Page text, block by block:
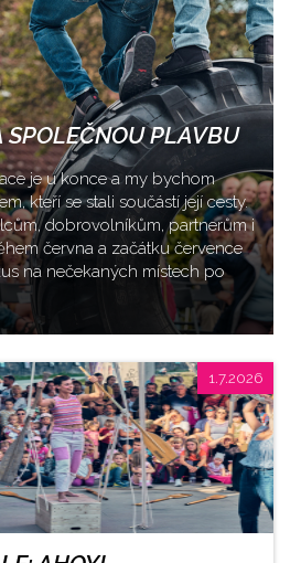
SPOLEČNOU PLAVBU
je u konce a my bychom
kteří se stali součástí její cesty.
dobrovolníkům, partnerům i
června a začátku července
na nečekaných místech po
1.7.2026